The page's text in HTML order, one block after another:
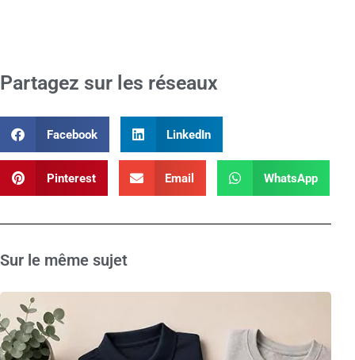
Partagez sur les réseaux
Facebook LinkedIn
Pinterest Email WhatsApp
Sur le même sujet